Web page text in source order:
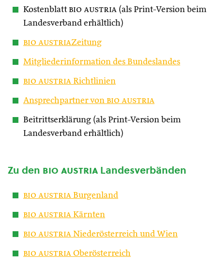
Kostenblatt bio austria (als Print-Version beim
Landesverband erhältlich)
bio austriaZeitung
Mitgliederinformation des Bundeslandes
bio austria Richtlinien
Ansprechpartner von bio austria
Beitrittserklärung (als Print-Version beim
Landesverband erhältlich)
Zu den bio austria Landesverbänden
bio austria Burgenland
bio austria Kärnten
bio austria Niederösterreich und Wien
bio austria Oberösterreich